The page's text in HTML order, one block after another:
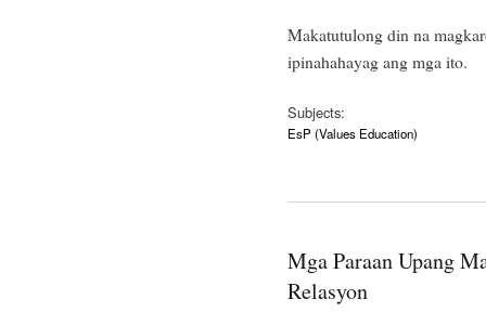
Makatutulong din na
ipinahahayag ang mga ito.
Subjects:
EsP (Values Education)
Mga Paraan Upang
Relasyon